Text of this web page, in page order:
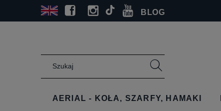
BLOG
AERIAL - KOŁA, SZARFY, HAMAKI